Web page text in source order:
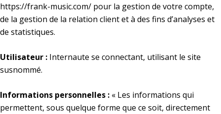
https://frank-music.com/ pour la gestion de votre compte,
de la gestion de la relation client et à des fins d’analyses et
de statistiques.
Utilisateur : Internaute se connectant, utilisant le site
susnommé.
Informations personnelles : « Les informations qui
permettent, sous quelque forme que ce soit, directement